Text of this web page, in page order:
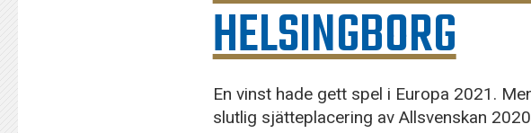
HELSINGBORG
En vinst hade gett spel i Europa 2021.
slutlig sjätteplacering av Allsvenskan